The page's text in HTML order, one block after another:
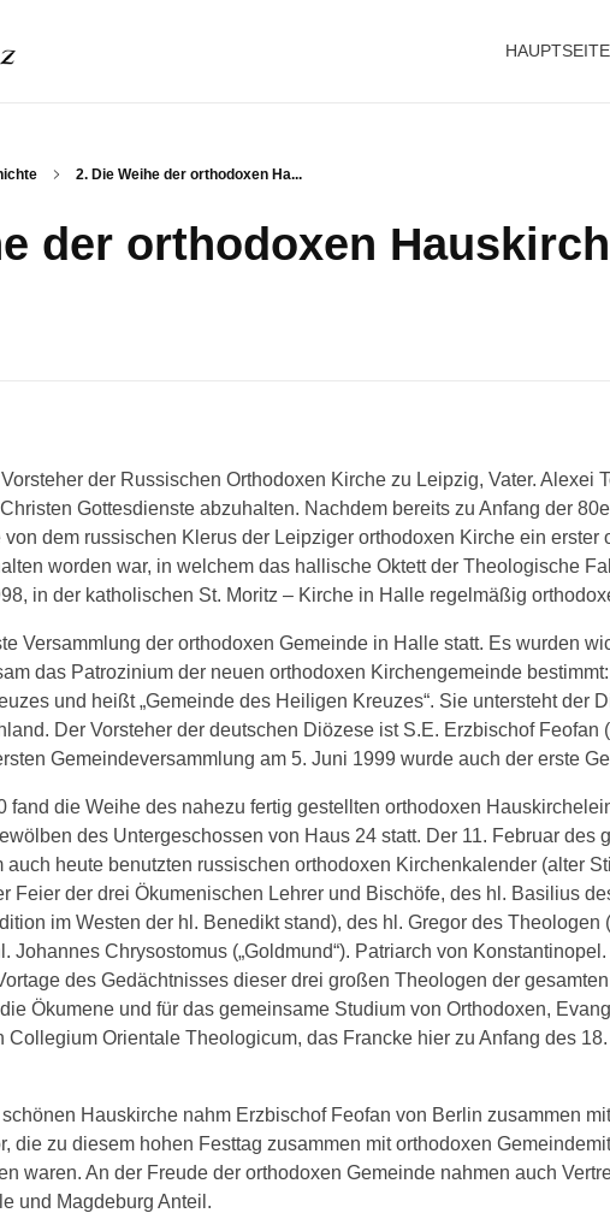
HAUPTSEITE
2. Die Weihe der orthodoxen Ha...
der orthodoxen
der Russischen Orthodoxen Kirche zu Leipzig, Vater. Alexei
Gottesdienste abzuhalten. Nachdem bereits zu Anfang der
dem russischen Klerus der Leipziger orthodoxen Kirche ein erster
worden war, in welchem das hallische Oktett der Theologische
in der katholischen St. Moritz – Kirche in Halle regelmäßig
Versammlung der orthodoxen Gemeinde in Halle statt. Es wurden
das Patrozinium der neuen orthodoxen Kirchengemeinde
und heißt „Gemeinde des Heiligen Kreuzes“. Sie untersteht der
Der Vorsteher der deutschen Diözese ist S.E. Erzbischof Feofan
Gemeindeversammlung am 5. Juni 1999 wurde auch der erste
fand die Weihe des nahezu fertig gestellten orthodoxen
des Untergeschossen von Haus 24 statt. Der 11. Februar des
auch heute benutzten russischen orthodoxen Kirchenkalender (alter
Feier der drei Ökumenischen Lehrer und Bischöfe, des hl. Basilius
im Westen der hl. Benedikt stand), des hl. Gregor des Theologen
Johannes Chrysostomus („Goldmund“). Patriarch von
des Gedächtnisses dieser drei großen Theologen der
Ökumene und für das gemeinsame Studium von Orthodoxen,
Orientale Theologicum, das Francke hier zu Anfang des
Hauskirche nahm Erzbischof Feofan von Berlin zusammen
die zu diesem hohen Festtag zusammen mit orthodoxen
waren. An der Freude der orthodoxen Gemeinde nahmen auch
und Magdeburg Anteil.